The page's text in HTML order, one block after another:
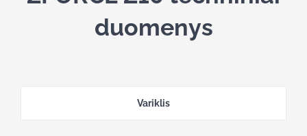
duomenys
Variklis